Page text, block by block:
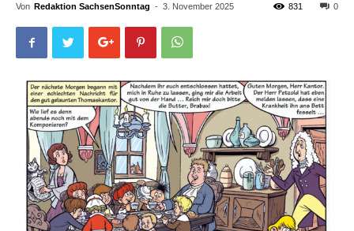
Von Redaktion SachsenSonntag - 3. November 2025 0
831